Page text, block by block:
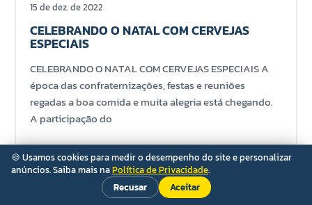
15 de dez. de 2022
CELEBRANDO O NATAL COM CERVEJAS
ESPECIAIS
CELEBRANDO O NATAL COM CERVEJAS ESPECIAIS A
época das confraternizações, festas e reuniões
regadas a boa comida e muita alegria está chegando.
A participação do
🍪 Usamos cookies para medir o desempenho do site e personalizar
anúncios. Saiba mais naPolítica de Privacidade.
Recusar
Aceitar